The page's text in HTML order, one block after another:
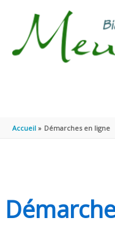
Accueil Démarches en ligne